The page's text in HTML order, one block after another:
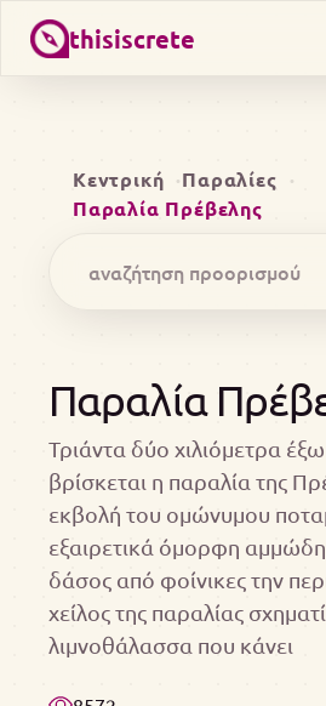
thisiscrete
Κεντρική
Παραλίες
Παραλία Πρέβελης
Παραλία
Τριάντα δύο χιλιόμετρα
βρίσκεται η παραλία της
εκβολή του ομώνυμου
εξαιρετικά όμορφη
δάσος από φοίνικες την
χείλος της παραλίας
λιμνοθάλασσα που κάνει